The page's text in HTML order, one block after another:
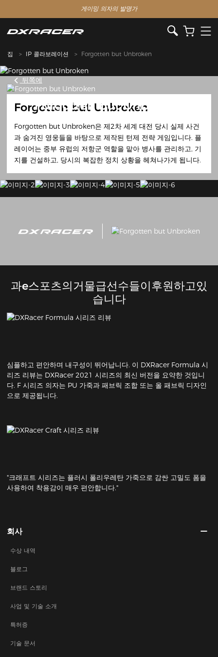
게이밍 의자의 발명가
집 IP 콜라보레이션 Forgotten but Unbroken
뒤쪽에
Forgotten but Unbroken
Forgotten but Unbroken
Forgotten but Unbroken은 제2차 세계 대전 당시 실제 사건
과 숨겨진 영웅들을 바탕으로 제작된 턴제 전략 게임입니다. 플
레이어는 중부 유럽의 저항군 역할을 맡아 병사를 관리하고, 기
지를 건설하고, 당시의 복잡한 정치 상황을 헤쳐나가게 됩니다.
과e스포츠의거물급선수들이후원하고있
습니다
심플하고 편안하며 내구성이 뛰어납니다. 이 DXRacer Formula 시
리즈 리뷰는 DXRacer 2021 시리즈의 최신 버전을 요약한 것입니
다. F 시리즈 의자는 PU 가죽과 패브릭 조합 또는 올 패브릭 디자인
으로 제공됩니다.
"크래프트 시리즈는 플러시 폴리우레탄 가죽으로 감싼 고밀도 폼을
사용하여 착용감이 매우 편안합니다."
회사
수상 내역
블로그
브랜드 스토리
사업 및 기술 소개
특허증
기술 문서